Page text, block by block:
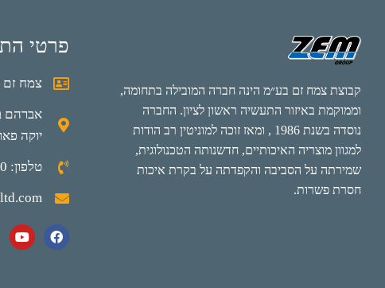
קבוצת צמח זם בע״מ הינה חברה המובילה בתחומה,
וממוקמת באיזור התעשיה ראשון לציון. החברה
נוסדה בשנת 1986 , ומאז זוכה למוניטין רב הודות
למגוון מוצריה האיכותיים, חדשנותה הטכנולוגית,
שמירתה על הסביבה והקפדתה על בקרת איכות
חסרת פשרות.
פרטי
צמח
יוקה
טלפון: 03-9-560-560